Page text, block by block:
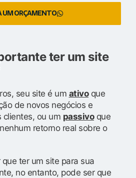
UM ORÇAMENTO
ter um site
seu site é um ativoque
de novos negócios e
clientes, ou um passivoque
retorno real sobre o
ter um site para sua
no entanto, pode ser que